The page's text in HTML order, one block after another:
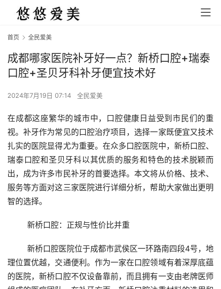
首页 全民爱美
成都哪家医院补牙好一点？新桥口腔+瑞泰
口腔+圣贝牙科补牙便宜技术好
2024年7月19日 07:14 全民爱美
在成都这座繁华的城市中，口腔健康日益受到市民们的重
视。补牙作为常见的口腔治疗项目，选择一家既便宜又技术
扎实的医院显得尤为重要。在众多口腔医院中，新桥口腔、
瑞泰口腔和圣贝牙科以其优质的服务和特色的技术脱颖而
出，成为许多市民补牙的首要选择。本文将从价格、技术、
服务等方面对这三家医院进行详细分析，帮助大家做出更明
智的选择。
	新桥口腔：正规与性价比并重
理位置优越，交通便利。作为一家在口腔领域有着深厚底蕴
的医院，新桥口腔不仅设备靠前，而且拥有一支由老牌医师